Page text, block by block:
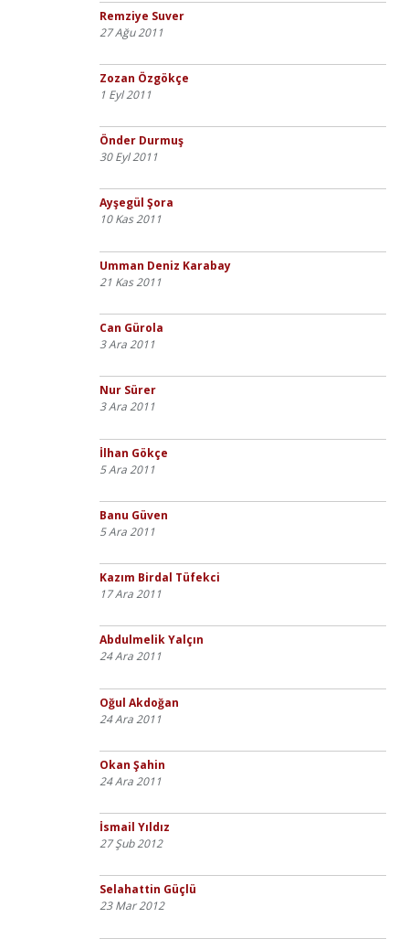
Remziye Suver
27 Ağu 2011
Zozan Özgökçe
1 Eyl 2011
Önder Durmuş
30 Eyl 2011
Ayşegül Şora
10 Kas 2011
Umman Deniz Karabay
21 Kas 2011
Can Gürola
3 Ara 2011
Nur Sürer
3 Ara 2011
İlhan Gökçe
5 Ara 2011
Banu Güven
5 Ara 2011
Kazım Birdal Tüfekci
17 Ara 2011
Abdulmelik Yalçın
24 Ara 2011
Oğul Akdoğan
24 Ara 2011
Okan Şahin
24 Ara 2011
İsmail Yıldız
27 Şub 2012
Selahattin Güçlü
23 Mar 2012